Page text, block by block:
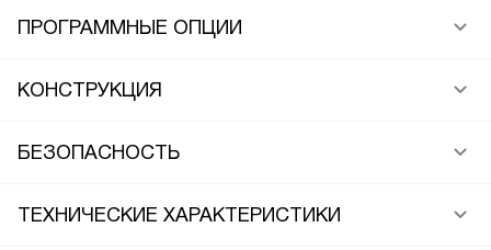
ПРОГРАММНЫЕ ОПЦИИ
КОНСТРУКЦИЯ
БЕЗОПАСНОСТЬ
ТЕХНИЧЕСКИЕ ХАРАКТЕРИСТИКИ